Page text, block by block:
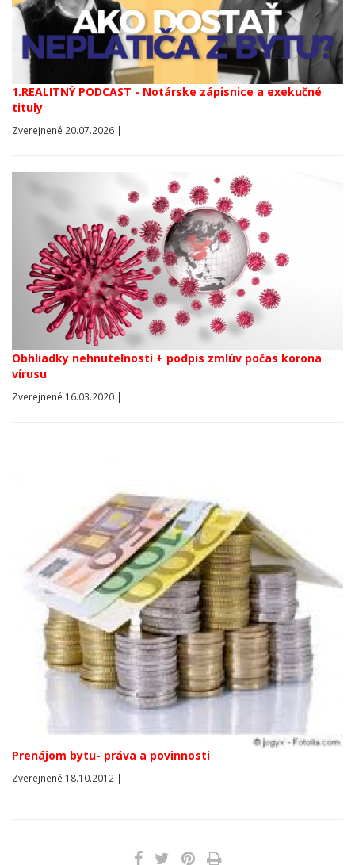
1.REALITNÝ PODCAST - Notárske zápisnice a exekučné
tituly
Zverejnené 20.07.2026 |
Obhliadky nehnuteľností + podpis zmlúv počas korona
vírusu
Zverejnené 16.03.2020 |
Prenájom bytu- práva a povinnosti
Zverejnené 18.10.2012 |